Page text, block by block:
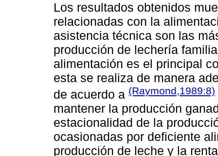
Los resultados obtenidos
relacionadas con la
asistencia técnica son las
producción de lechería
alimentación es el principal
esta se realiza de manera
de acuerdo a (Raymond,1989:8)
mantener la producción
estacionalidad de la
ocasionadas por deficiente
producción de leche y la